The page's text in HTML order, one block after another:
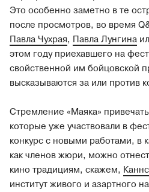
Это особенно заметно в те
после просмотров, во время
Павла Чухрая, Павла Лунгина
этом году приехавшего на
свойственной им бойцовской
высказываются за или против
Стремление «Маяка»
которые уже участвовали в
конкурс с новыми работами, в
как членов жюри, можно
кино традициям, скажем,
институт живого и азартного